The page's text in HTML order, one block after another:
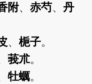
附、赤芍、丹
、梔子。
莪朮。
牡蠣。